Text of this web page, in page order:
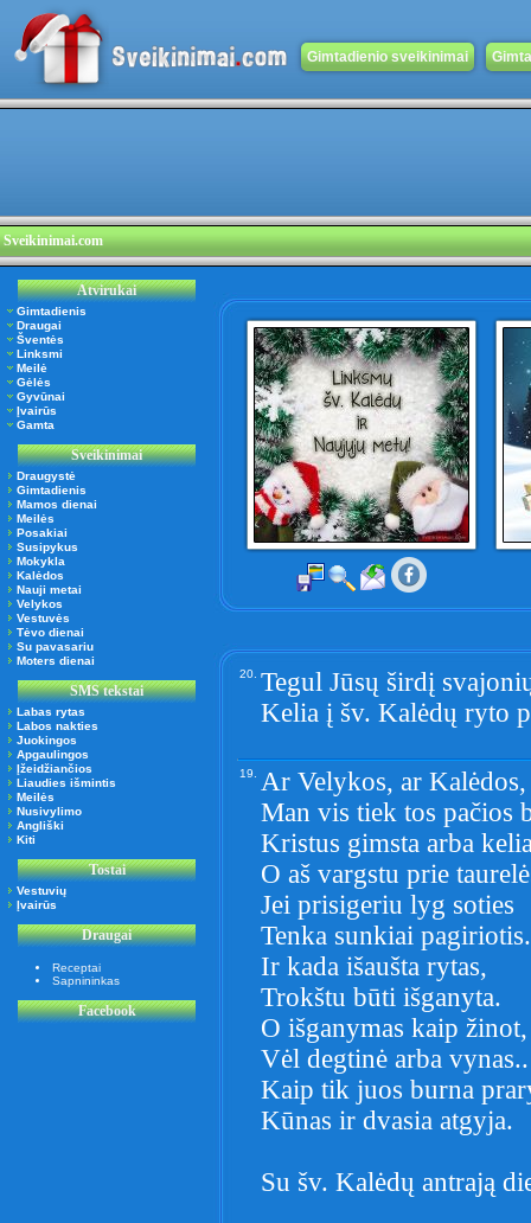
Gimtadienio sveikinimai
Sveikinimai.com
Atvirukai
Gimtadienis
Draugai
Šventės
Linksmi
Meilė
Gėlės
Gyvūnai
Įvairūs
Gamta
Sveikinimai
Draugystė
Gimtadienis
Mamos dienai
Meilės
Posakiai
Susipykus
Mokykla
Kalėdos
Nauji metai
Velykos
Vestuvės
Tėvo dienai
Su pavasariu
Moters dienai
SMS tekstai
Labas rytas
Labos nakties
Juokingos
Apgaulingos
Įžeidžiančios
Liaudies išmintis
Meilės
Nusivylimo
Angliški
Kiti
Tostai
Vestuvių
Įvairūs
Draugai
Receptai
Sapnininkas
Facebook
20. Tegul Jūsų širdį
Kelia į šv. Kalėdų ryto
19. Ar Velykos, ar Kalėdos,
Man vis tiek tos pačios
Kristus gimsta arba
O aš vargstu prie
Jei prisigeriu lyg soties
Tenka sunkiai
Ir kada išaušta rytas,
Trokštu būti išganyta.
O išganymas kaip žinot,
Vėl degtinė arba vynas..
Kaip tik juos burna
Kūnas ir dvasia atgyja.
Su šv. Kalėdų antrają